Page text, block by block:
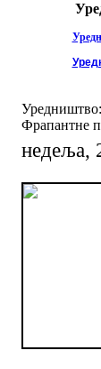
Фрапантне
недеља,